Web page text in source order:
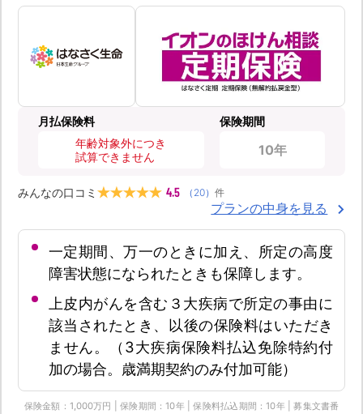
月払保険料
年齢対象外につき
試算できません
保険期間
10年
みんなの口コミ 4.5 （ 20） 件
プランの中身を見る
一定期間、万一のときに加え、所定の高度
障害状態になられたときも保障します。
上皮内がんを含む３大疾病で所定の事由に
該当されたとき、以後の保険料はいただき
ません。（3大疾病保険料払込免除特約付
加の場合。歳満期契約のみ付加可能）
保険金額：1,000万円 | 保険期間：10年 | 保険料払込期間：10年 | 募集文書番